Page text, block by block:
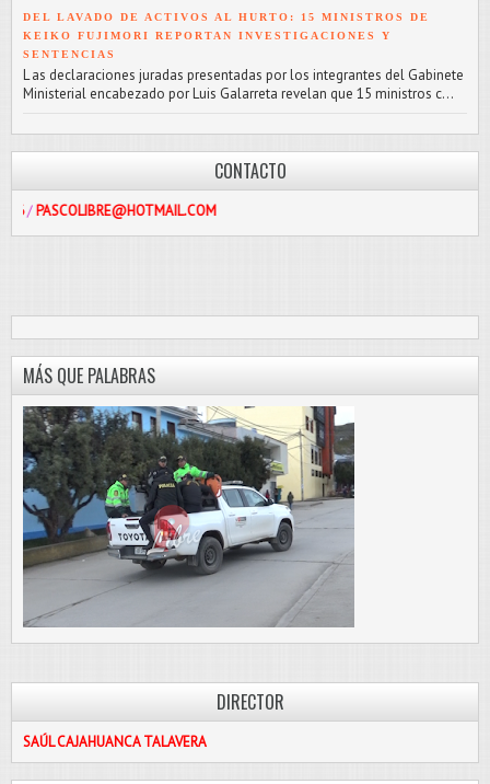
DEL LAVADO DE ACTIVOS AL HURTO: 15 MINISTROS DE
KEIKO FUJIMORI REPORTAN INVESTIGACIONES Y
SENTENCIAS
L as declaraciones juradas presentadas por los integrantes del Gabinete
Ministerial encabezado por Luis Galarreta revelan que 15 ministros c...
CONTACTO
MÁS QUE PALABRAS
DIRECTOR
SAÚL CAJAHUANCA TALAVERA